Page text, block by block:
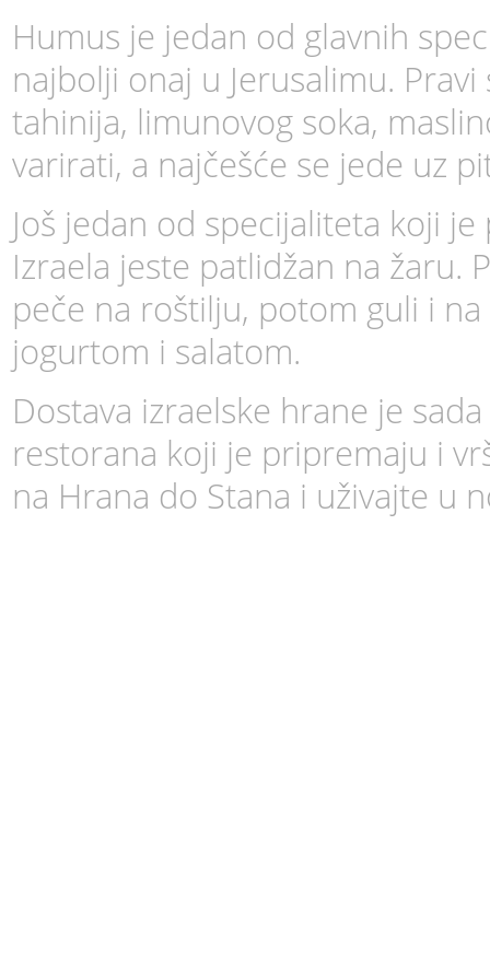
Humus je jedan od glavnih
najbolji onaj u Jerusalimu.
tahinija, limunovog soka,
varirati, a najčešće se jede uz
Još jedan od specijaliteta koji
Izraela jeste patlidžan na žaru.
peče na roštilju, potom guli i
jogurtom i salatom.
Dostava izraelske hrane je
restorana koji je pripremaju i
na Hrana do Stana i uživajte u